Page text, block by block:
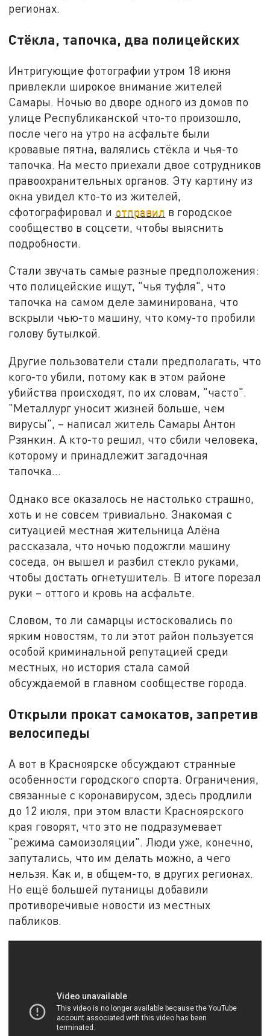
регионах.
Стёкла, тапочка, два полицейских
Интригующие фотографии утром 18 июня
привлекли широкое внимание жителей
Самары. Ночью во дворе одного из домов по
улице Республиканской что-то произошло,
после чего на утро на асфальте были
кровавые пятна, валялись стёкла и чья-то
тапочка. На место приехали двое сотрудников
правоохранительных органов. Эту картину из
окна увидел кто-то из жителей,
сфотографировал и отправил в городское
сообщество в соцсети, чтобы выяснить
подробности.
Стали звучать самые разные предположения:
что полицейские ищут, "чья туфля", что
тапочка на самом деле заминирована, что
вскрыли чью-то машину, что кому-то пробили
голову бутылкой.
Другие пользователи стали предполагать, что
кого-то убили, потому как в этом районе
убийства происходят, по их словам, "часто".
"Металлург уносит жизней больше, чем
вирусы", – написал житель Самары Антон
Рзянкин. А кто-то решил, что сбили человека,
которому и принадлежит загадочная
тапочка...
Однако все оказалось не настолько страшно,
хоть и не совсем тривиально. Знакомая с
ситуацией местная жительница Алёна
рассказала, что ночью подожгли машину
соседа, он вышел и разбил стекло руками,
чтобы достать огнетушитель. В итоге порезал
руки – оттого и кровь на асфальте.
Словом, то ли самарцы истосковались по
ярким новостям, то ли этот район пользуется
особой криминальной репутацией среди
местных, но история стала самой
обсуждаемой в главном сообществе города.
Открыли прокат самокатов, запретив
велосипеды
А вот в Красноярске обсуждают странные
особенности городского спорта. Ограничения,
связанные с коронавирусом, здесь продлили
до 12 июля, при этом власти Красноярского
края говорят, что это не подразумевает
"режима самоизоляции". Люди уже, конечно,
запутались, что им делать можно, а чего
нельзя. Как и, в общем-то, в других регионах.
Но ещё большей путаницы добавили
противоречивые новости из местных
пабликов.